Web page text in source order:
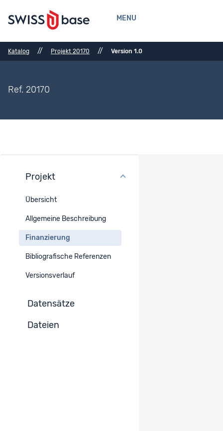
MENU
Katalog // Projekt 20170 // Version 1.0
Ref. 20170
Projekt
Übersicht
Allgemeine Beschreibung
Finanzierung
Bibliografische Referenzen
Versionsverlauf
Datensätze
Dateien
Vom SNF subventionierte Forschung
N° 100019_179220